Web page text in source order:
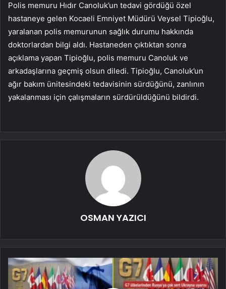
Polis memuru Hıdır Canoluk’un tedavi gördüğü özel
hastaneye gelen Kocaeli Emniyet Müdürü Veysel Tipioğlu,
yaralanan polis memurunun sağlık durumu hakkında
doktorlardan bilgi aldı. Hastaneden çıktıktan sonra
açıklama yapan Tipioğlu, polis memuru Canoluk ve
arkadaşlarına geçmiş olsun diledi. Tipioğlu, Canoluk’un
ağır bakım ünitesindeki tedavisinin sürdüğünü, zanlının
yakalanması için çalışmaların sürdürüldüğünü bildirdi.
OSMAN YAZICI